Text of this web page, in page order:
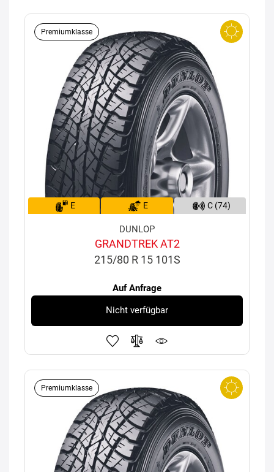
Premiumklasse
E E C (74)
DUNLOP
GRANDTREK AT2
215/80 R 15 101S
Auf Anfrage
Nicht verfügbar
Premiumklasse